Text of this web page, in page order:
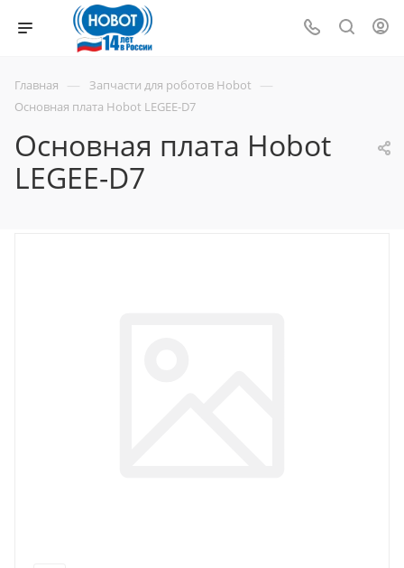
Главная — Запчасти для роботов Hobot —
Основная плата Hobot LEGEE-D7
Основная плата Hobot
LEGEE-D7